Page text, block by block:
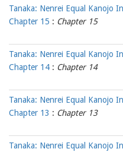
Tanaka: Nenrei Equal Kanojo
Chapter 15 : Chapter 15
Tanaka: Nenrei Equal Kanojo
Chapter 14 : Chapter 14
Tanaka: Nenrei Equal Kanojo
Chapter 13 : Chapter 13
Tanaka: Nenrei Equal Kanojo